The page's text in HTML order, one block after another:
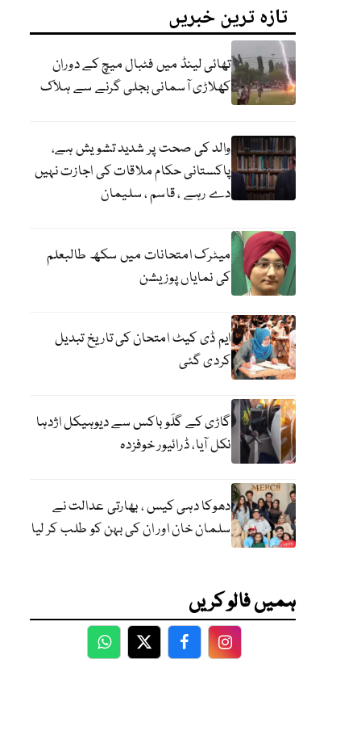
تازہ ترین خبریں
تھائی لینڈ میں فٹبال میچ کے دوران
کھلاڑی آسمانی بجلی گرنے سے ہلاک
والد کی صحت پر شدید تشویش ہے،
پاکستانی حکام ملاقات کی اجازت نہیں
دے رہے ، قاسم ، سلیمان
میٹرک امتحانات میں سکھ طالبعلم
کی نمایاں پوزیشن
ایم ڈی کیٹ امتحان کی تاریخ تبدیل
کردی گئی
گاڑی کے گلَو باکس سے دیوہیکل اژدہا
نکل آیا، ڈرائیور خوفزدہ
دھوکا دہی کیس ، بھارتی عدالت نے
سلمان خان اور ان کی بہن کو طلب کر لیا
ہمیں فالو کریں
WhatsApp
TwitterFacebookFacebook